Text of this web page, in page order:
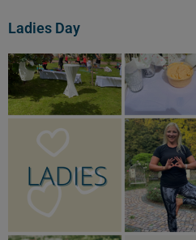
Ladies Day